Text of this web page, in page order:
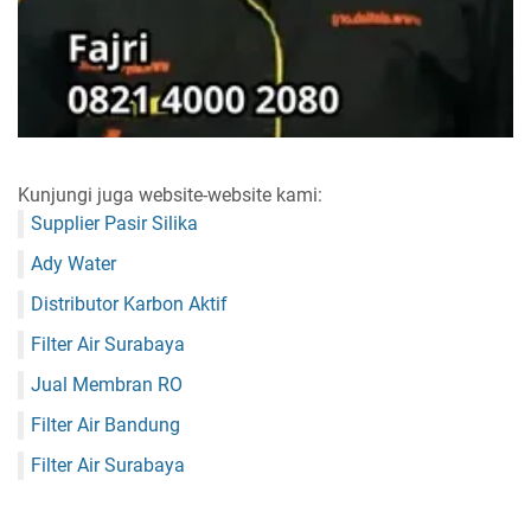
Kunjungi juga website-website kami:
Supplier Pasir Silika
Ady Water
Distributor Karbon Aktif
Filter Air Surabaya
Jual Membran RO
Filter Air Bandung
Filter Air Surabaya